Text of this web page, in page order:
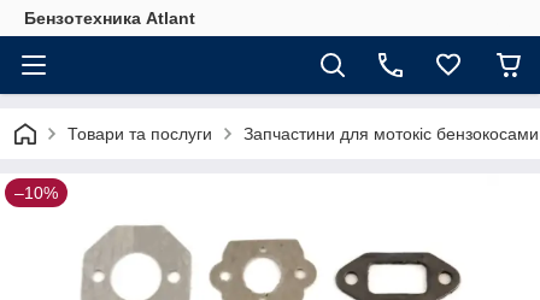
Бензотехника Atlant
Товари та послуги Запчастини для мотокіс бензокосами
–10%